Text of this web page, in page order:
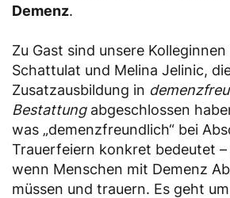
Demenz.
Zu Gast sind unsere
Schattulat und Melina Jelinic,
Zusatzausbildung in
Bestattungabgeschlossen
was „demenzfreundlich“ bei
Trauerfeiern konkret bedeutet
wenn Menschen mit Demenz
müssen und trauern. Es geht